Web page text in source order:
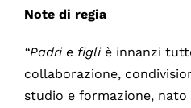
Note di regia
“Padri e figliè innanzi
collaborazione,
studio e formazione, nato